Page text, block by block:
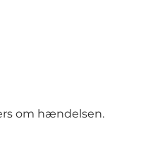
om hændelsen.